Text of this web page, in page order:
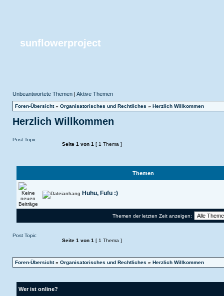
sunflowerproject
Unbeantwortete Themen| Aktive Themen
Foren-Übersicht» Organisatorisches und Rechtliches » Herzlich Willkommen
Herzlich Willkommen
Post Topic
Seite 1 von 1 [ 1 Thema ]
Themen
Huhu, Fufu :)
Themen der letzten Zeit anzeigen:
Post Topic
Seite 1 von 1 [ 1 Thema ]
Foren-Übersicht» Organisatorisches und Rechtliches » Herzlich Willkommen
Wer ist online?